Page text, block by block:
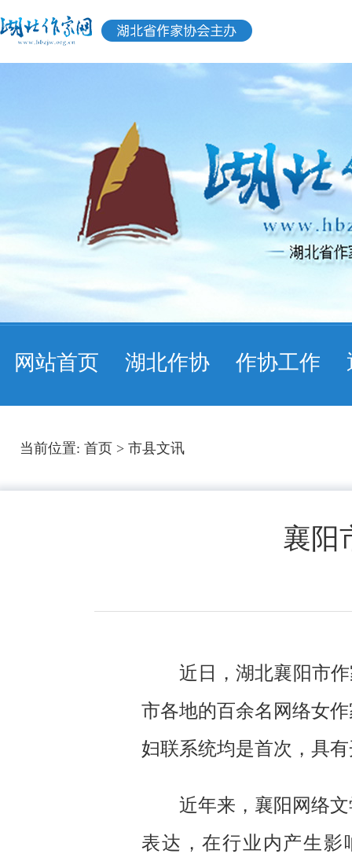
网站首页 湖北作协 作协工作
当前位置: 首页 > 市县文讯
襄阳
近日，湖北襄阳市
市各地的百余名网络女
妇联系统均是首次，具
近年来，襄阳网络
表达，在行业内产生影